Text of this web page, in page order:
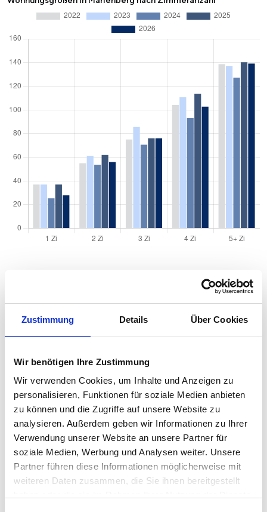
Zustimmung Details Über Cookies
Wir benötigen Ihre Zustimmung
Wir verwenden Cookies, um Inhalte und Anzeigen zu
personalisieren, Funktionen für soziale Medien anbieten
zu können und die Zugriffe auf unsere Website zu
analysieren. Außerdem geben wir Informationen zu Ihrer
Verwendung unserer Website an unsere Partner für
soziale Medien, Werbung und Analysen weiter. Unsere
Partner führen diese Informationen möglicherweise mit
weiteren Daten zusammen, die Sie ihnen bereitgestellt
Wohnungen nach Wohnungstyp
Wohnungspreise /m
Sonstige 1.918 €
Erdgeschosswohnung 1.850 € 1.978 € 1.945 €
-
Souterrain 1.548 € 1.747 €
Hochparterre 1.886 € 2.059 € 1.952 €
-
Etagenwohnung 1.786 € 2.034 € 1.958 €
-